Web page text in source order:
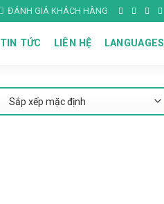
ĐÁNH GIÁ KHÁCH HÀNG
TIN TỨC LIÊN HỆ LANGUAGES